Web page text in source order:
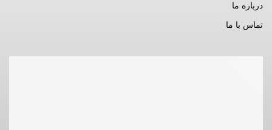
درباره ما
تماس با ما